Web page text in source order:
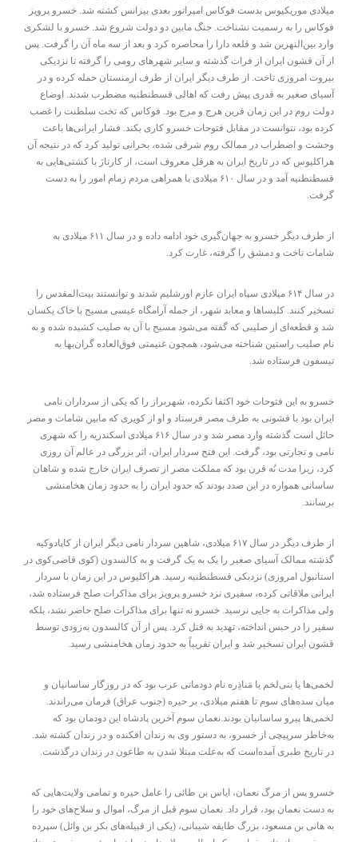
میلادی موریکیوس بدست فوکاس امپراتور بعدی بیزانس کشته شد. خسرو پرویز
فوکاس را به رسمیت نشناخت. جنگ مابین دو دولت شروع شد. خسرو با لشکری
وارد بین‌النهرین شد و قلعه دارا را محاصره کرد و بعد از سه ماه آن را گرفت. پس
از آن قشون ایران از فرات گذشته و سایر شهرهای رومی را گرفته تا نزدیکی
بیروت امروزی تاخت. از طرف دیگر ایران از طرف ارمنستان حمله کرده و در
آسیای صغیر به قدری پیش رفت که اهالی قسطنطنیه مضطرب شدند. اوضاع
دولت روم در این زمان قرین هرج و مرج بود. فوکاس که تخت سلطنت را غصب
کرده بود، نتوانست در مقابل فتوحات خسرو کاری بکند. فشار ایرانی‌ها باعث
وحشت و اضطراب در ممالک روم شرقی شده، بحرانی تولید کرد که در نتیجه آن
هراکلیوس که در تاریخ ایران به هرقل معروف است، از کارتاژ با کشتی‌هایی به
قسطنطنیه آمد و در سال ۶۱۰ میلادی با همراهی مردم زمام امور را به دست
گرفت.
از طرف دیگر خسرو به جهان‌گیری خود ادامه داده و در سال ۶۱۱ میلادی به
شامات تاخت و دمشق را گرفته، غارت کرد.
در سال ۶۱۴ میلادی سپاه ایران عازم اورشلیم شدند و توانستند بیت‌المقدس را
تسخیر کنند. کلیساها و معابد شهر، از جمله آرامگاه عیسی مسیح با خاک یکسان
شد و قطعه‌ای از صلیبی که گفته می‌شود مسیح با آن به صلیب کشیده شده و به
نام صلیب راستین شناخته می‌شود، همچون غنیمتی فوق‌العاده گران‌بها به
تیسفون فرستاده شد.
خسرو به این فتوحات خود اکتفا نکرده، شهربراز را که یکی از سرداران نامی
ایران بود با قشونی به طرف مصر فرستاد و او از کویری که مابین شامات و مصر
حائل است گذشته وارد مصر شد و در سال ۶۱۶ میلادی اسکندریه را که شهری
نامی و تجارتی بود، گرفت. این فتح سردار ایران، اثر بزرگی در عالم آن روزی
کرد، زیرا مدت نُه قرن بود که مملکت مصر از تصرف ایران خارج شده و شاهان
ساسانی همواره در این صدد بودند که حدود ایران را به حدود زمان هخامنشی
برسانند.
از طرف دیگر در سال ۶۱۷ میلادی، شاهین سردار نامی دیگر ایران از کاپادوکیه
گذشته ممالک آسیای صغیر را یک به یک گرفت و به کالسدون (کوی قاضی‌کوی در
استانبول امروزی) نزدیکی قسطنطنیه رسید. هراکلیوس در این زمان با سردار
ایرانی ملاقاتی کرده، سفیری نزد خسرو پرویز برای مذاکرات صلح فرستاده شد،
ولی مذاکرات به جایی نرسید. خسرو نه تنها برای مذاکرات صلح حاضر نشد، بلکه
سفیر را در حبس انداخته، تهدید به قتل کرد. پس از آن کالسدون به‌زودی توسط
قشون ایران تسخیر شد و ایران تقریباً به حدود زمان هخامنشی رسید.
لخمی‌ها یا بنی‌لخم یا مَناذِره نام دودمانی عرب بود که در روزگار ساسانیان و
میان سده‌های سوم تا هفتم میلادی، بر حیره (جنوب عراق) فرمان می‌راندند.
لخمی‌ها پیرو ساسانیان بودند.نعمان سوم آخرین پادشاه این دودمان بود که
به‌خاطر سرپیچی از خسرو، به دستور وی به زندان افکنده و در زندان کشته شد.
در تاریخ طبری آمده‌است که به‌علت مبتلا شدن به طاعون در زندان درگذشت.
خسرو پس از مرگ نعمان، ایاس بن طائی را عامل حیره و تمامی ولایت‌هایی که
به دست نعمان بود، قرار داد. نعمان سوم قبل از مرگ، اموال و سلاح‌های خود را
به هانی بن مسعود، بزرگ طایفه شیبانی، (یکی از قبیله‌های بکر بن وائل) سپرده